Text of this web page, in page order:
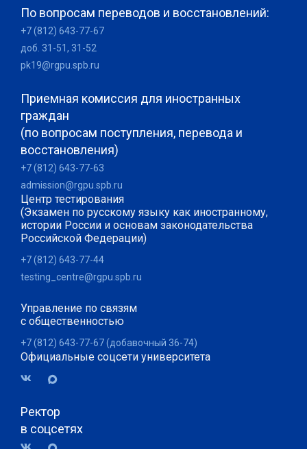
По вопросам переводов и восстановлений:
+7 (812) 643-77-67
доб. 31-51, 31-52
pk19@rgpu.spb.ru
Приемная комиссия для иностранных
граждан
(по вопросам поступления, перевода и
восстановления)
+7 (812) 643-77-63
admission@rgpu.spb.ru
Центр тестирования
(Экзамен по русскому языку как иностранному,
истории России и основам законодательства
Российской Федерации)
+7 (812) 643-77-44
testing_centre@rgpu.spb.ru
Управление по связям
с общественностью
+7 (812) 643-77-67 (добавочный 36-74)
Официальные соцсети университета
Ректор
в соцсетях